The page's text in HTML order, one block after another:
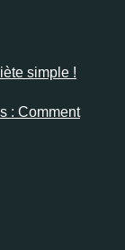
simple !
: Comment